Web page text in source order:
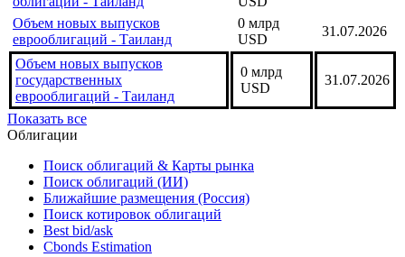
Объем рынка корпоративных
облигаций - Таиланд
192,529
млрд USD
Объем рынка муниципальных
облигаций - Таиланд
0 млрд
USD
31.07.2026
Объем новых выпусков
еврооблигаций - Таиланд
0 млрд
Объем новых выпусков
государственных
еврооблигаций - Таиланд
Показать все
Облигации
Поиск облигаций & Карты рынка
Поиск облигаций (ИИ)